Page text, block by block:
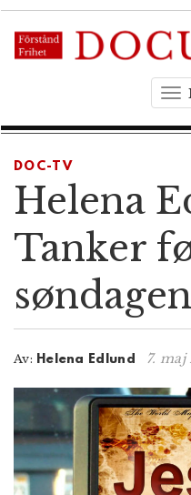
DOC-TV
Helena
Tanker
Av: Helena Edlund 7. maj